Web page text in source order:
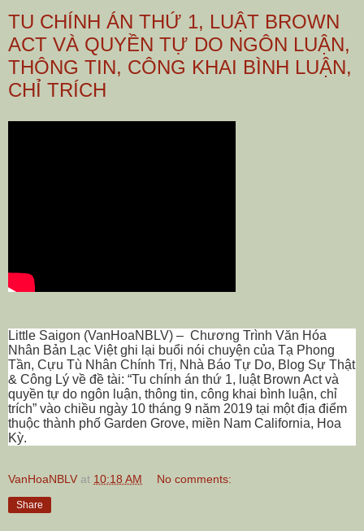
TU CHÍNH ÁN THỨ 1, LUẬT BROWN
ACT VÀ QUYỀN TỰ DO NGÔN LUẬN,
THÔNG TIN, CÔNG KHAI BÌNH LUẬN,
CHỈ TRÍCH
Little Saigon (VanHoaNBLV) – Chương Trình Văn Hóa
Nhân Bản Lạc Việt ghi lại buổi nói chuyện của Tạ Phong
Tần, Cựu Tù Nhân Chính Trị, Nhà Báo Tự Do, Blog Sự Thật
& Công Lý về đề tài: “Tu chính án thứ 1, luật Brown Act và
quyền tự do ngôn luận, thông tin, công khai bình luận, chỉ
trích” vào chiều ngày 10 tháng 9 năm 2019 tại một địa điểm
thuộc thành phố Garden Grove, miền Nam California, Hoa
Kỳ.
VanHoaNBLV at 10:18 AM No comments:
Share